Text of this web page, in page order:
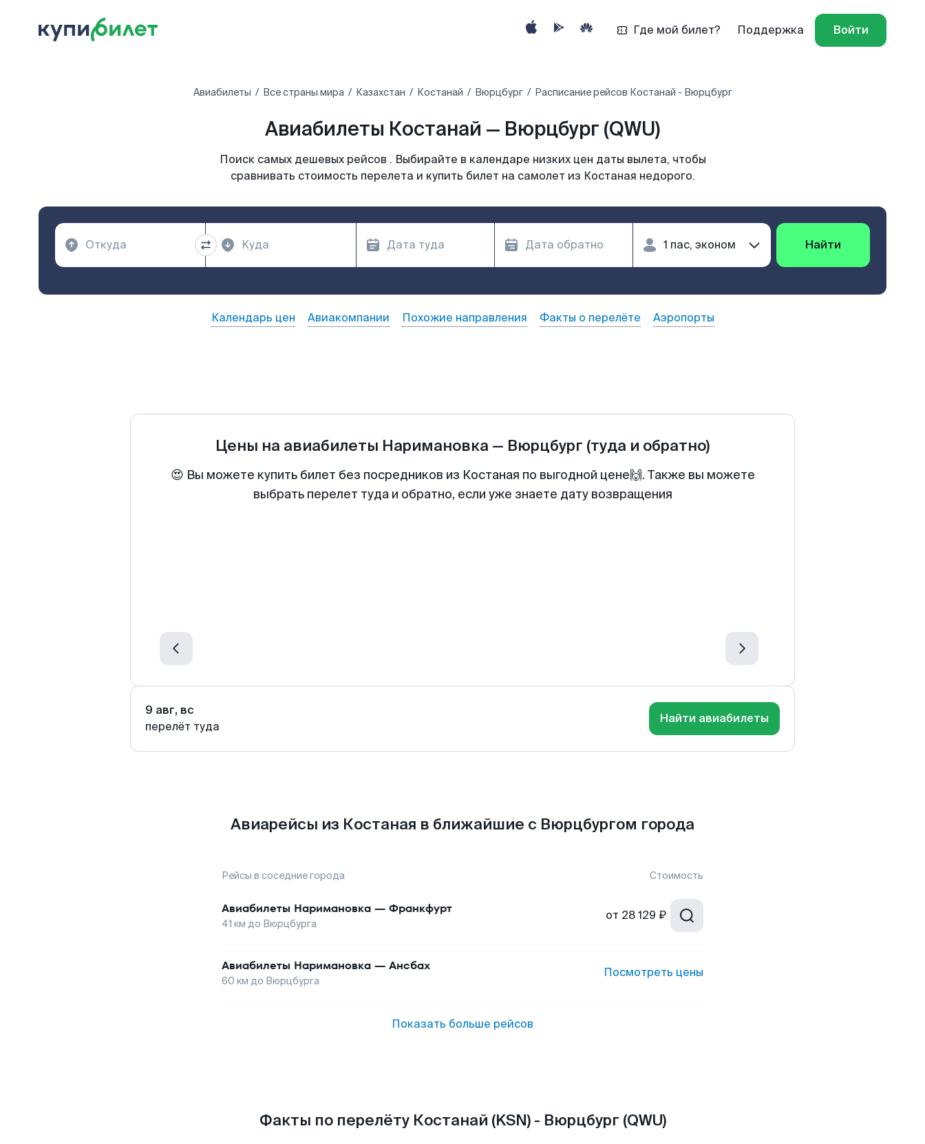
Где мой билет? Поддержка Войти
Авиабилеты Все страны мира Казахстан Костанай Вюрцбург Расписание рейсов Костанай - Вюрцбург
Авиабилеты Костанай — Вюрцбург (QWU)
Поиск самых дешевых рейсов . Выбирайте в календаре низких цен даты вылета, чтобы
сравнивать стоимость перелета и купить билет на самолет из Костаная недорого.
Найти
Календарь цен Авиакомпании Похожие направления Факты о перелёте Аэропорты
Цены на авиабилеты Наримановка — Вюрцбург (туда и обратно)
😍 Вы можете купить билет без посредников из Костаная по выгодной цене🙌. Также вы можете
выбрать перелет туда и обратно, если уже знаете дату возвращения
9 авг, вс
перелёт туда
Найти авиабилеты
Авиарейсы из Костаная в ближайшие с Вюрцбургом города
Рейсы в соседние города Стоимость
Авиабилеты Наримановка — Франкфурт
41 км до Вюрцбурга
от 28 129 ₽
Авиабилеты Наримановка — Ансбах
60 км до Вюрцбурга
Посмотреть цены
Показать больше рейсов
Факты по перелёту Костанай (KSN) - Вюрцбург (QWU)